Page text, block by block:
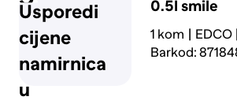
Usporedi
cijene
namirnica
u
0.5l smile
1 kom
EDCO
Barkod: